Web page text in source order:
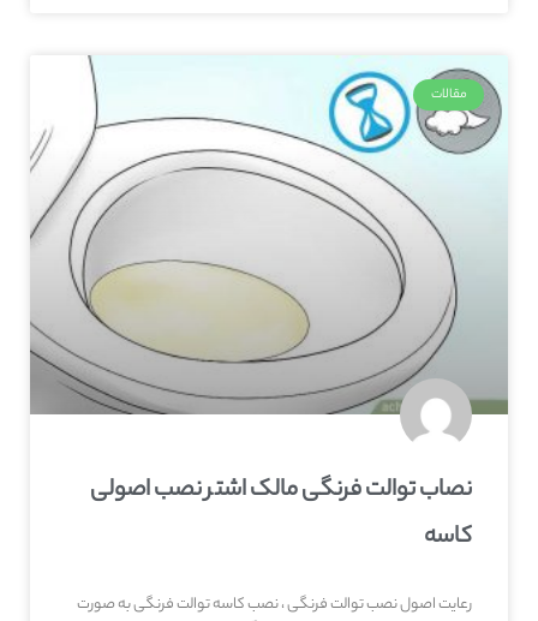
مقالات
نصاب توالت فرنگی مالک اشتر نصب اصولی
کاسه
رعایت اصول نصب توالت فرنگی ، نصب کاسه توالت فرنگی به صورت